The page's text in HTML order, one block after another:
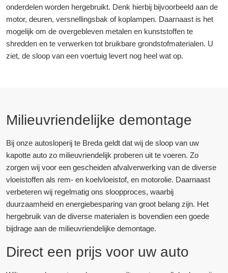
onderdelen worden hergebruikt. Denk hierbij bijvoorbeeld aan de
motor, deuren, versnellingsbak of koplampen. Daarnaast is het
mogelijk om de overgebleven metalen en kunststoffen te
shredden en te verwerken tot bruikbare grondstofmaterialen. U
ziet, de sloop van een voertuig levert nog heel wat op.
Milieuvriendelijke demontage
Bij onze autosloperij te Breda geldt dat wij de sloop van uw
kapotte auto zo milieuvriendelijk proberen uit te voeren. Zo
zorgen wij voor een gescheiden afvalverwerking van de diverse
vloeistoffen als rem- en koelvloeistof, en motorolie. Daarnaast
verbeteren wij regelmatig ons sloopproces, waarbij
duurzaamheid en energiebesparing van groot belang zijn. Het
hergebruik van de diverse materialen is bovendien een goede
bijdrage aan de milieuvriendelijke demontage.
Direct een prijs voor uw auto